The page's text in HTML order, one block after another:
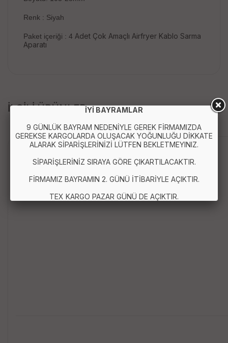
Renk : Siyah
Paket içeriği : 4 Adet Çok Amaçlı Airfryer Kablo Sarma
Aparatı
İLGİLİ ÜRÜNLER
Anında Kargo
İYİ BAYRAMLAR
9 GÜNLÜK BAYRAM NEDENİYLE GEREK FİRMAMIZDA
GEREKSE KARGOLARDA OLUŞACAK YOĞUNLUĞU DİKKATE
ALARAK SİPARİŞLERİNİZİ LÜTFEN BEKLETMEYINIZ.
SİPARİŞLERİNİZ SIRAYA GÖRE ÇIKARTILACAKTIR.
FİRMAMIZ BAYRAMIN 2. GÜNÜ İTİBARİYLE AÇIKTIR.
TEX KARGO PAZAR GÜNÜ DE AÇIKTIR.